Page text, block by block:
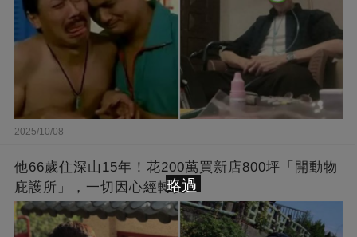
2025/10/08
他66歲住深山15年！花200萬買新店800坪「開動物
庇護所」，一切因心經轉變
略過